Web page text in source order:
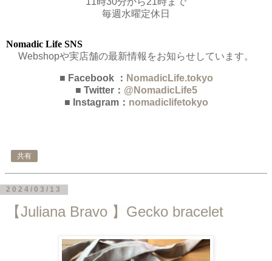
毎週水曜定休日
Nomadic Life SNS
Webshopや実店舗の最新情報をお知らせしています。
■ Facebook ： NomadicLife.tokyo
■ Twitter： @NomadicLife5
■ Instagram： nomadiclifetokyo
共有
2024/03/13
【Juliana Bravo 】Gecko bracelet